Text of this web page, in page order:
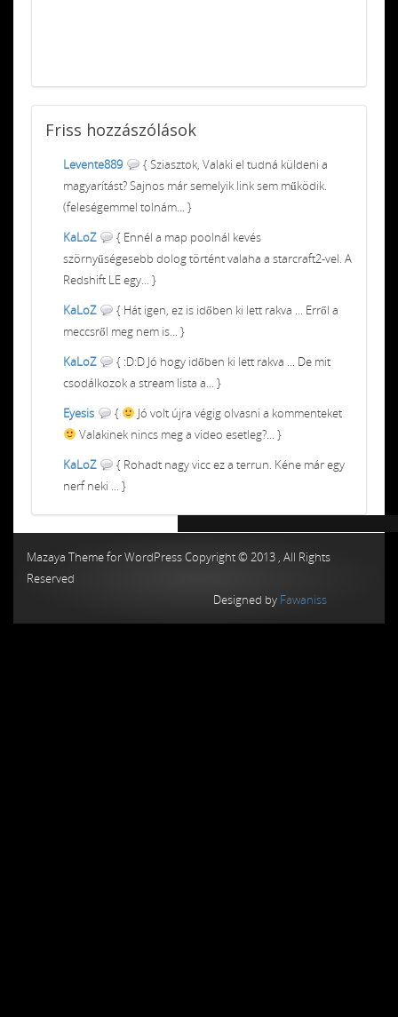
Friss hozzászólások
Levente889
{ Sziasztok, Valaki el tudná küldeni a
magyarítást? Sajnos már semelyik link sem működik.
(feleségemmel tolnám... }
KaLoZ
{ Ennél a map poolnál kevés
szörnyűségesebb dolog történt valaha a starcraft2-vel. A
Redshift LE egy... }
KaLoZ
{ Hát igen, ez is időben ki lett rakva ... Erről a
meccsről meg nem is... }
KaLoZ
{ :D:D Jó hogy időben ki lett rakva ... De mit
csodálkozok a stream lista a... }
Eyesis
{
Jó volt újra végig olvasni a kommenteket
Valakinek nincs meg a video esetleg?... }
KaLoZ
{ Rohadt nagy vicc ez a terrun. Kéne már egy
nerf neki ... }
Mazaya Theme for WordPress Copyright © 2013 , All Rights
Reserved
Designed by Fawaniss